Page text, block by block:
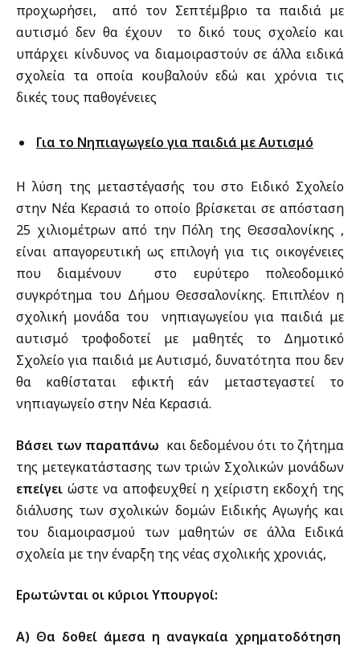
προχωρήσει, από τον Σεπτέμβριο τα παιδιά με
αυτισμό δεν θα έχουν το δικό τους σχολείο και
υπάρχει κίνδυνος να διαμοιραστούν σε άλλα ειδικά
σχολεία τα οποία κουβαλούν εδώ και χρόνια τις
δικές τους παθογένειες
Για το Νηπιαγωγείο για παιδιά με Αυτισμό
Η λύση της μεταστέγασής του στο Ειδικό Σχολείο
στην Νέα Κερασιά το οποίο βρίσκεται σε απόσταση
25 χιλιομέτρων από την Πόλη της Θεσσαλονίκης ,
είναι απαγορευτική ως επιλογή για τις οικογένειες
που διαμένουν στο ευρύτερο πολεοδομικό
συγκρότημα του Δήμου Θεσσαλονίκης. Επιπλέον η
σχολική μονάδα του νηπιαγωγείου για παιδιά με
αυτισμό τροφοδοτεί με μαθητές το Δημοτικό
Σχολείο για παιδιά με Αυτισμό, δυνατότητα που δεν
θα καθίσταται εφικτή εάν μεταστεγαστεί το
νηπιαγωγείο στην Νέα Κερασιά.
Βάσει των παραπάνω και δεδομένου ότι το ζήτημα
της μετεγκατάστασης των τριών Σχολικών μονάδων
επείγει ώστε να αποφευχθεί η χείριστη εκδοχή της
διάλυσης των σχολικών δομών Ειδικής Αγωγής και
του διαμοιρασμού των μαθητών σε άλλα Ειδικά
σχολεία με την έναρξη της νέας σχολικής χρονιάς,
Ερωτώνται οι κύριοι Υπουργοί:
Α) Θα δοθεί άμεσα η αναγκαία χρηματοδότηση